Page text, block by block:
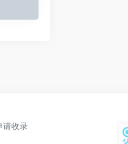
请收录